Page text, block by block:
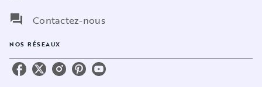
question_answer
Contactez-nous
NOS RÉSEAUX